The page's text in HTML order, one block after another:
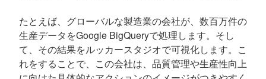
たとえば、グローバルな製造業の会社が、数百万件の
生産データをGoogle BigQueryで処理します。そし
て、その結果をルッカースタジオで可視化します。こ
れをすることで、この会社は、品質管理や生産性向上